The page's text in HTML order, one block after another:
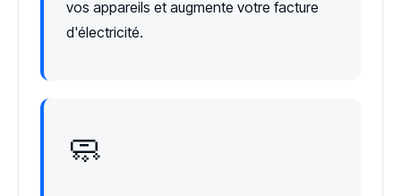
vos appareils et augmente votre facture
d'électricité.
🧼